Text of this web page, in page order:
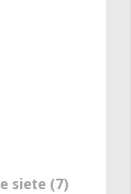
siete (7)